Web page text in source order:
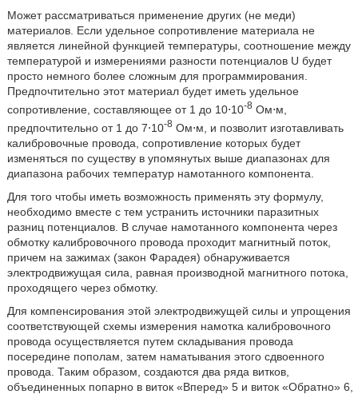
Может рассматриваться применение других (не меди)
материалов. Если удельное сопротивление материала не
является линейной функцией температуры, соотношение между
температурой и измерениями разности потенциалов U будет
просто немного более сложным для программирования.
Предпочтительно этот материал будет иметь удельное
сопротивление, составляющее от 1 до 10⋅10-8Ом⋅м,
предпочтительно от 1 до 7⋅10-8Ом⋅м, и позволит изготавливать
калибровочные провода, сопротивление которых будет
изменяться по существу в упомянутых выше диапазонах для
диапазона рабочих температур намотанного компонента.
Для того чтобы иметь возможность применять эту формулу,
необходимо вместе с тем устранить источники паразитных
разниц потенциалов. В случае намотанного компонента через
обмотку калибровочного провода проходит магнитный поток,
причем на зажимах (закон Фарадея) обнаруживается
электродвижущая сила, равная производной магнитного потока,
проходящего через обмотку.
Для компенсирования этой электродвижущей силы и упрощения
соответствующей схемы измерения намотка калибровочного
провода осуществляется путем складывания провода
посередине пополам, затем наматывания этого сдвоенного
провода. Таким образом, создаются два ряда витков,
объединенных попарно в виток «Вперед» 5 и виток «Обратно» 6,